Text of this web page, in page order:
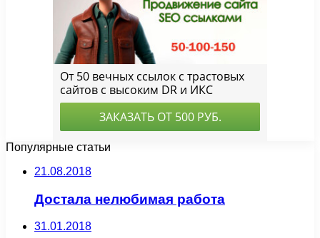
Популярные статьи
21.08.2018
Достала нелюбимая работа
31.01.2018